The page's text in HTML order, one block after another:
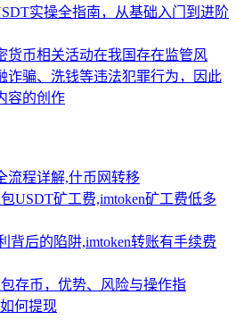
实操全指南，从基础入门到进阶
货币相关活动在我国存在监管风
诈骗、洗钱等违法犯罪行为，因此
容的创作
流程详解,什币网转移
USDT矿工费,imtoken矿工费低多
背后的陷阱,imtoken转账有手续费
存币，优势、风险与操作指
何提现